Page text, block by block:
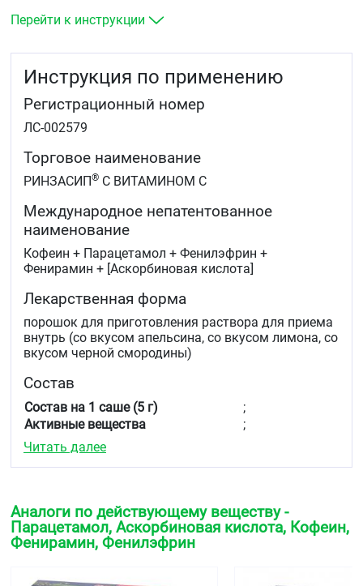
Перейти к инструкции
Инструкция по применению
Регистрационный номер
ЛС-002579
Торговое наименование
РИНЗАСИП® С ВИТАМИНОМ C
Международное непатентованное
наименование
Кофеин + Парацетамол + Фенилэфрин +
Фенирамин + [Аскорбиновая кислота]
Лекарственная форма
порошок для приготовления раствора для приема
внутрь (со вкусом апельсина, со вкусом лимона, со
вкусом черной смородины)
Состав
Состав на 1 саше (5 г)
;
Активные вещества
;
Аскорбиновая кислота (Витамин C)
Фенирамина малеат
- 20 мг
Вспомогательные вещества
со вкусом апельсина
лимонная кислота 200,0 мг, натрия сахаринат 40,0
Читать далее
Аналоги по действующему веществу -
Парацетамол, Аскорбиновая кислота, Кофеин,
Фенирамин, Фенилэфрин